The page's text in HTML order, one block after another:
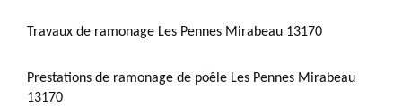
Travaux de ramonage Les Pennes Mirabeau 13170
Prestations de ramonage de poêle Les Pennes Mirabeau
13170